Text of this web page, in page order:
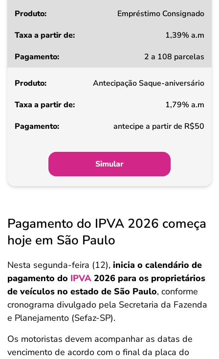
Produto
a
de
Pagamento
Empréstimo Consignado
1,39% a.m
2 a 108 parcelas
Antecipação Saque-aniversário
1,79% a.m
antecipe a partir de R$50
Simular
Pagamento do IPVA 2026 começa
hoje em São Paulo
Nesta segunda-feira (12), inicia o calendário de
pagamento do IPVA 2026 para os proprietários
de veículos no estado de São Paulo, conforme
cronograma divulgado pela Secretaria da Fazenda
e Planejamento (Sefaz-SP).
Os motoristas devem acompanhar as datas de
vencimento de acordo com o final da placa do